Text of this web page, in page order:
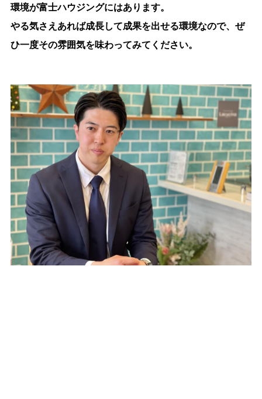
環境が富士ハウジングにはあります。
やる気さえあれば成長して成果を出せる環境なので、ぜ
ひ一度その雰囲気を味わってみてください。